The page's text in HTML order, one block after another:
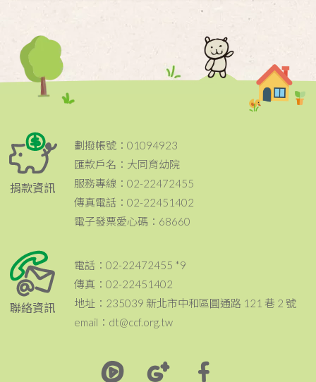
捐款資訊
劃撥帳號：01094923
匯款戶名：大同育幼院
服務專線：02-22472455
傳真電話：02-22451402
電子發票愛心碼：68660
聯絡資訊
電話：02-22472455 *9
傳真：02-22451402
地址：235039 新北市中和區圓通路 121 巷 2 號
email：dt@ccf.org.tw